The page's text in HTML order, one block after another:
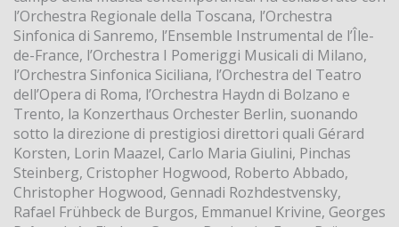
l’Orchestra Regionale della Toscana, l’Orchestra
Sinfonica di Sanremo, l’Ensemble Instrumental de l’Île-
de-France, l’Orchestra I Pomeriggi Musicali di Milano,
l’Orchestra Sinfonica Siciliana, l’Orchestra del Teatro
dell’Opera di Roma, l’Orchestra Haydn di Bolzano e
Trento, la Konzerthaus Orchester Berlin, suonando
sotto la direzione di prestigiosi direttori quali Gérard
Korsten, Lorin Maazel, Carlo Maria Giulini, Pinchas
Steinberg, Cristopher Hogwood, Roberto Abbado,
Christopher Hogwood, Gennadi Rozhdestvensky,
Rafael Frühbeck de Burgos, Emmanuel Krivine, Georges